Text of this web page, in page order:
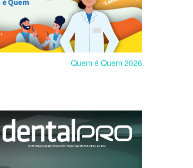
Quem é Quem 2026